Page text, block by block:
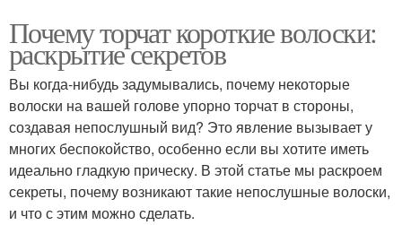
Почему торчат короткие волоски:
раскрытие секретов
Вы когда-нибудь задумывались, почему некоторые
волоски на вашей голове упорно торчат в стороны,
создавая непослушный вид? Это явление вызывает у
многих беспокойство, особенно если вы хотите иметь
идеально гладкую прическу. В этой статье мы раскроем
секреты, почему возникают такие непослушные волоски,
и что с этим можно сделать.